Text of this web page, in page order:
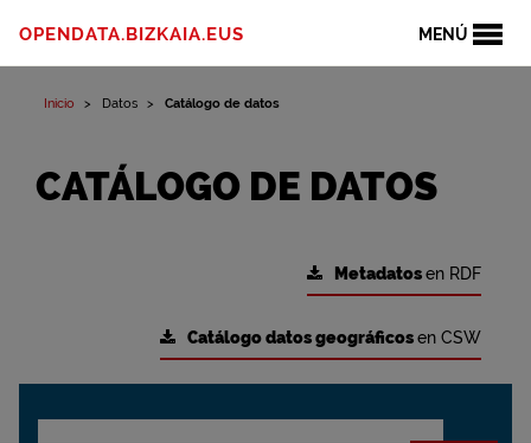
MENÚ
OPENDATA.BIZKAIA.EUS
Inicio Datos Catálogo de datos
CATÁLOGO DE DATOS
Metadatosen RDF
Catálogo datos geográficosen CSW